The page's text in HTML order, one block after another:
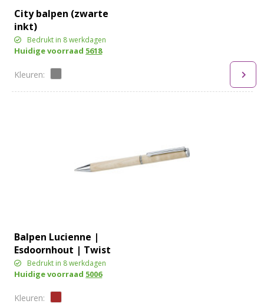
City balpen (zwarte
inkt)
Bedrukt in 8 werkdagen
Huidige voorraad 5618
Balpen Lucienne |
Esdoornhout | Twist
Bedrukt in 8 werkdagen
Huidige voorraad 5006